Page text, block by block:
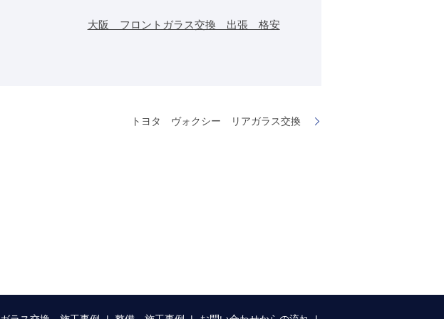
大阪 フロントガラス交換 出張 格安
トヨタ ヴォクシー リアガラス交換